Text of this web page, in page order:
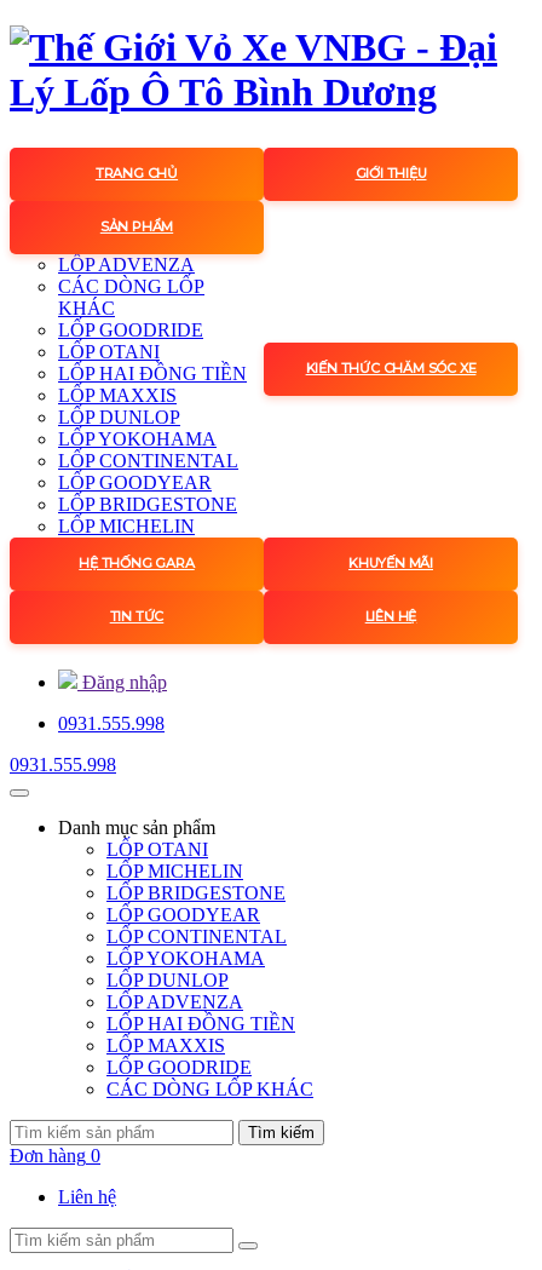
TRANG CHỦ GIỚI THIỆU
SẢN PHẨM
LỐP ADVENZA
CÁC DÒNG LỐP
KHÁC
LỐP GOODRIDE
LỐP OTANI
LỐP HAI ĐỒNG TIỀN
LỐP MAXXIS
LỐP DUNLOP
LỐP YOKOHAMA
LỐP CONTINENTAL
LỐP GOODYEAR
LỐP BRIDGESTONE
LỐP MICHELIN
KIẾN THỨC CHĂM SÓC XE
HỆ THỐNG GARA KHUYẾN MÃI
TIN TỨC LIÊN HỆ
Đăng nhập
0931.555.998
0931.555.998
Danh mục sản phẩm
LỐP OTANI
LỐP MICHELIN
LỐP BRIDGESTONE
LỐP GOODYEAR
LỐP CONTINENTAL
LỐP YOKOHAMA
LỐP DUNLOP
LỐP ADVENZA
LỐP HAI ĐỒNG TIỀN
LỐP MAXXIS
LỐP GOODRIDE
CÁC DÒNG LỐP KHÁC
Tìm kiếm
Đơn hàng 0
Liên hệ